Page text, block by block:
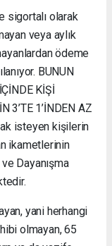
sigortalı olarak
veya aylık
ödeme
BUNUN
KİŞİ
3’TE 1’İNDEN AZ
isteyen kişilerin
ikametlerinin
Dayanışma
yani herhangi
olmayan, 65